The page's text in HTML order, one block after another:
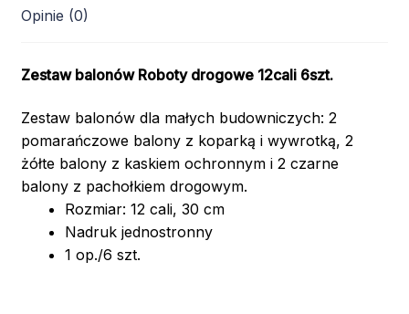
Opinie (0)
Zestaw balonów Roboty drogowe 12cali 6szt.
Zestaw balonów dla małych budowniczych: 2
pomarańczowe balony z koparką i wywrotką, 2
żółte balony z kaskiem ochronnym i 2 czarne
balony z pachołkiem drogowym.
Rozmiar: 12 cali, 30 cm
Nadruk jednostronny
1 op./6 szt.